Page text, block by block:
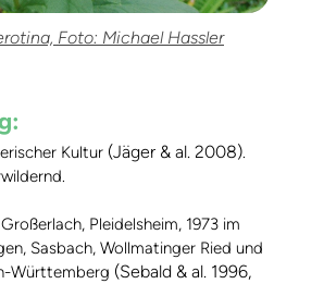
Foto: Michael Hassler
Kultur (Jäger & al. 2008).
Pleidelsheim, 1973 im
Sasbach, Wollmatinger Ried und
Württemberg (Sebald & al. 1996,